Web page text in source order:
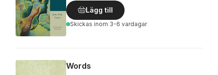
Lägg till
Skickas inom 3-6 vardagar
Words